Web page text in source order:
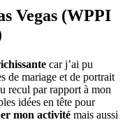
Vegas (WPPI
car j’ai pu
de mariage et de portrait
recul par rapport à mon
idées en tête pour
mon activitémais aussi